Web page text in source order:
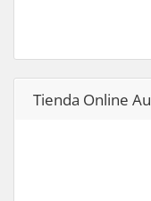
Tienda Online